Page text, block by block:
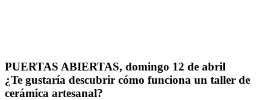
PUERTAS ABIERTAS, domingo 12 de abril
¿Te gustaría descubrir cómo funciona un taller de
cerámica artesanal?